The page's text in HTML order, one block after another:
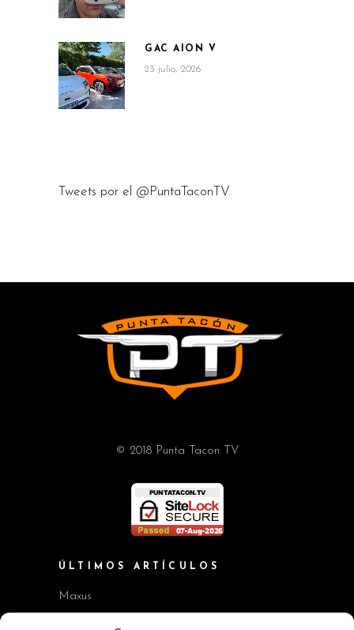
GAC AION V
23 julio, 2026
Tweets por el @PuntaTaconTV.
© 2018 Punta Tacon TV
ÚLTIMOS ARTÍCULOS
Maxus